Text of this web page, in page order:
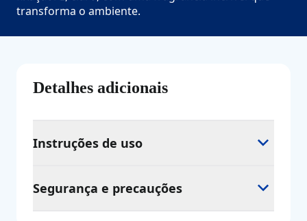
transforma o ambiente.
Detalhes adicionais
Instruções de uso
Segurança e precauções